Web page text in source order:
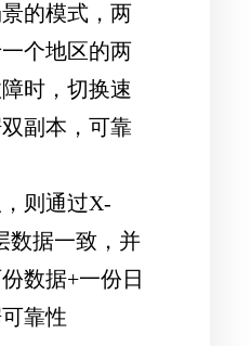
的模式，两
个地区的两
时，切换速
副本，可靠
则通过X-
数据一致，并
数据+一份日
靠性